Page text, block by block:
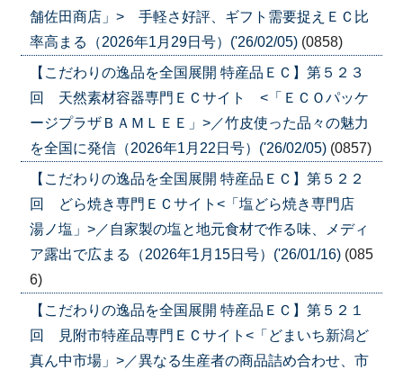
舗佐田商店」> 手軽さ好評、ギフト需要捉えＥＣ比
率高まる（2026年1月29日号）('26/02/05) (0858)
【こだわりの逸品を全国展開 特産品ＥＣ】第５２３
回 天然素材容器専門ＥＣサイト <「ＥＣＯパッケ
ージプラザＢＡＭＬＥＥ」>／竹皮使った品々の魅力
を全国に発信（2026年1月22日号）('26/02/05) (0857)
【こだわりの逸品を全国展開 特産品ＥＣ】第５２２
回 どら焼き専門ＥＣサイト<「塩どら焼き専門店
湯ノ塩」>／自家製の塩と地元食材で作る味、メディ
ア露出で広まる（2026年1月15日号）('26/01/16) (085
6)
【こだわりの逸品を全国展開 特産品ＥＣ】第５２１
回 見附市特産品専門ＥＣサイト<「どまいち新潟ど
真ん中市場」>／異なる生産者の商品詰め合わせ、市